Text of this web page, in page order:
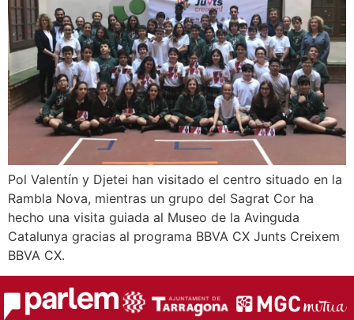
Pol Valentín y Djetei han visitado el centro situado en la
Rambla Nova, mientras un grupo del Sagrat Cor ha
hecho una visita guiada al Museo de la Avinguda
Catalunya gracias al programa BBVA CX Junts Creixem
BBVA CX.